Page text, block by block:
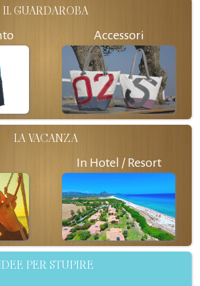
IL GUARDAROBA
Accessori
LA VACANZA
In Hotel / Resort
PER STUPIRE